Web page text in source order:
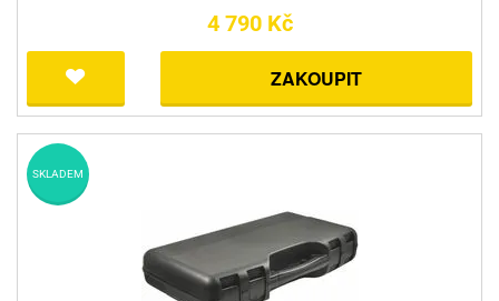
4 790 Kč
ZAKOUPIT
SKLADEM